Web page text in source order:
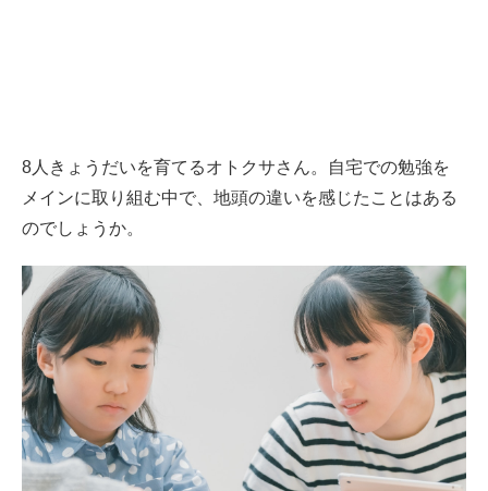
8人きょうだいを育てるオトクサさん。自宅での勉強を
メインに取り組む中で、地頭の違いを感じたことはある
のでしょうか。